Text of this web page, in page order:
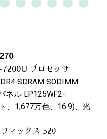
プロセッサ
SDRAM SODIMM
ネル LP125WF2-
、1,677万色、16:9)、光
ィックス 520